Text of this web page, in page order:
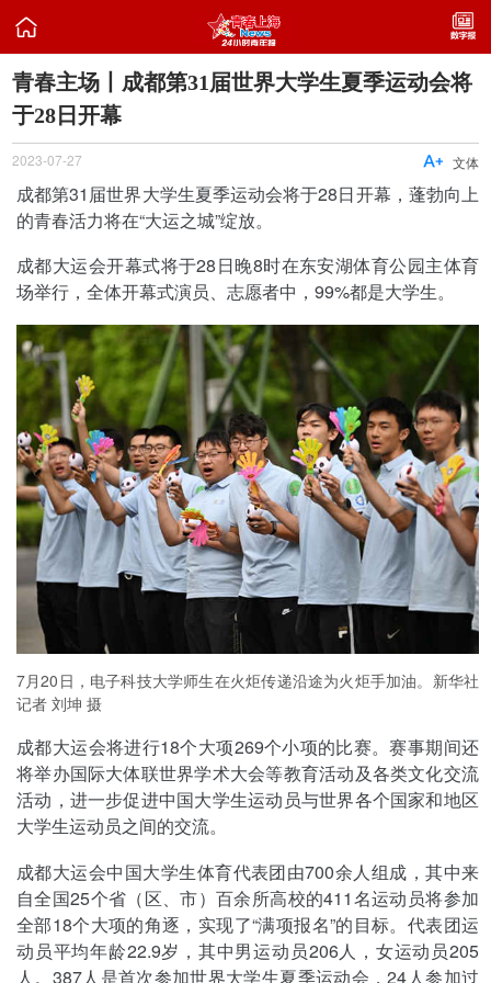

青春主场丨成都第31届世界大学生夏季运动会将
于28日开幕
2023-07-27 文体

成都第31届世界大学生夏季运动会将于28日开幕，蓬勃向上
的青春活力将在“大运之城”绽放。
成都大运会开幕式将于28日晚8时在东安湖体育公园主体育
场举行，全体开幕式演员、志愿者中，99%都是大学生。
7月20日，电子科技大学师生在火炬传递沿途为火炬手加油。新华社
记者 刘坤 摄
成都大运会将进行18个大项269个小项的比赛。赛事期间还
将举办国际大体联世界学术大会等教育活动及各类文化交流
活动，进一步促进中国大学生运动员与世界各个国家和地区
大学生运动员之间的交流。
成都大运会中国大学生体育代表团由700余人组成，其中来
自全国25个省（区、市）百余所高校的411名运动员将参加
全部18个大项的角逐，实现了“满项报名”的目标。代表团运
动员平均年龄22.9岁，其中男运动员206人，女运动员205
人。387人是首次参加世界大学生夏季运动会，24人参加过